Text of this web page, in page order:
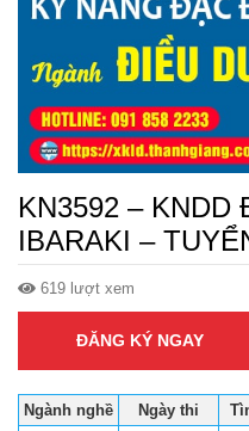
KN3592 –
IBARAKI –
619 lượt xem
ĐĂNG KÝ NGAY
Ngành nghề Ngày thi